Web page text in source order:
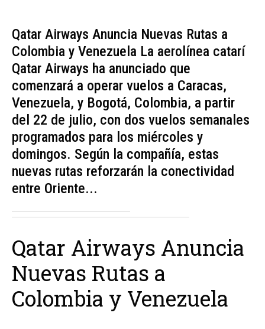
Qatar Airways Anuncia Nuevas Rutas a
Colombia y Venezuela La aerolínea catarí
Qatar Airways ha anunciado que
comenzará a operar vuelos a Caracas,
Venezuela, y Bogotá, Colombia, a partir
del 22 de julio, con dos vuelos semanales
programados para los miércoles y
domingos. Según la compañía, estas
nuevas rutas reforzarán la conectividad
entre Oriente...
Qatar Airways Anuncia
Nuevas Rutas a
Colombia y Venezuela